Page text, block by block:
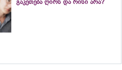
გაკეთება ღირს და რისი არა?